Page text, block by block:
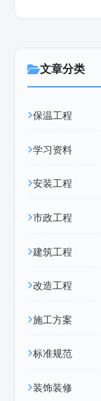
文章分类
保温工程
学习资料
安装工程
市政工程
建筑工程
改造工程
施工方案
标准规范
装饰装修